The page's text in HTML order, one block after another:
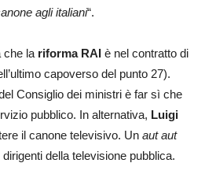
agli italiani“.
che la riforma RAI è nel contratto di
capoverso del punto 27).
Consiglio dei ministri è far sì che
pubblico. In alternativa, Luigi
il canone televisivo. Un aut aut
della televisione pubblica.